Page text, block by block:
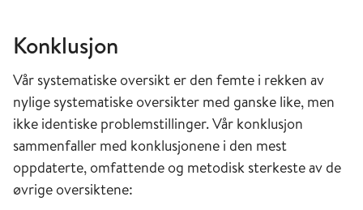
Konklusjon
Vår systematiske oversikt er den femte i rekken av
nylige systematiske oversikter med ganske like, men
ikke identiske problemstillinger. Vår konklusjon
sammenfaller med konklusjonene i den mest
oppdaterte, omfattende og metodisk sterkeste av de
øvrige oversiktene: